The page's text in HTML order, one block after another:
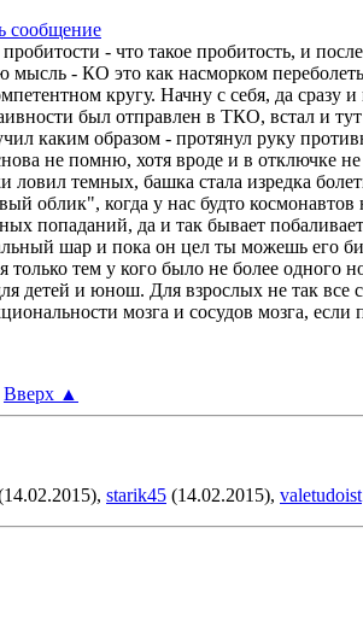
- что такое пробитость, и
мысль - КО это как насморком
кругу. Начну с себя, да сразу
был отправлен в ТКО, встал и
каким образом - протянул руку
не помню, хотя вроде и в отключке
ловил темных, башка стала изредка
облик", когда у нас будто
попаданий, да и так бывает
шар и пока он цел ты можешь его
тем у кого было не более
детей и юнош. Для взрослых не так все
мозга и сосудов мозга, если
Вверх ▲
starik45 (14.02.2015), valetudoist